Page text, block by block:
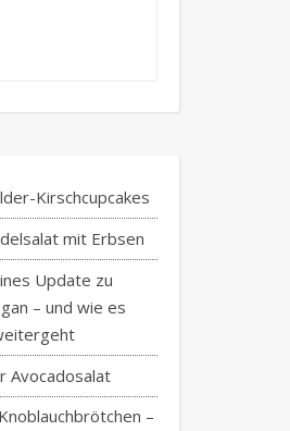
Kirschcupcakes
mit Erbsen
Update zu
– und wie es
Avocadosalat
–